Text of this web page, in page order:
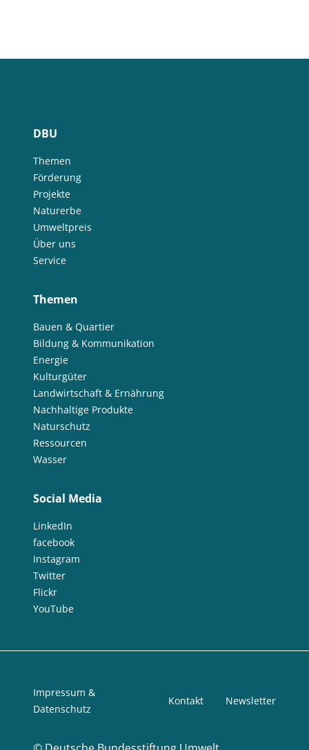
DBU
Themen
Förderung
Projekte
Naturerbe
Umweltpreis
Über uns
Service
Themen
Bauen & Quartier
Bildung & Kommunikation
Energie
Kulturgüter
Landwirtschaft & Ernährung
Nachhaltige Produkte
Naturschutz
Ressourcen
Wasser
Social Media
LinkedIn
facebook
Instagram
Twitter
Flickr
YouTube
Impressum &
Datenschutz
Kontakt Newsletter